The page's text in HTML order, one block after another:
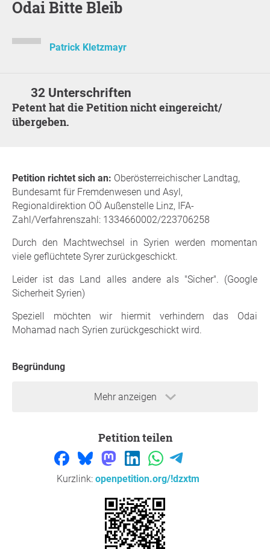
Odai Bitte Bleib
Patrick Kletzmayr
32 Unterschriften
Petent hat die Petition nicht eingereicht/
übergeben.
Mehr anzeigen
Petition richtet sich an: Oberösterreichischer Landtag,
Bundesamt für Fremdenwesen und Asyl,
Regionaldirektion OÖ Außenstelle Linz, IFA-
Zahl/Verfahrenszahl: 1334660002/223706258
Durch den Machtwechsel in Syrien werden momentan
viele geflüchtete Syrer zurückgeschickt.
Leider ist das Land alles andere als "Sicher". (Google
Sicherheit Syrien)
Speziell möchten wir hiermit verhindern das Odai
Mohamad nach Syrien zurückgeschickt wird.
Begründung
Er leistet seinen Beitrag zur Wirtschaft in dem er einem
40-48h Job, die Woche, nachgeht.
Spricht gutes Deutsch und ist bei seinem sozialen Umfeld
(Arbeit und Privat) sehr beliebt.
Sein Charakter ist Hervorragend und ein Musterbeispiel
eines guten Menschen.
Habe persönlich beobachtet das er auch daran versucht
Petition teilen
Kurzlink: openpetition.org/!dzxtm